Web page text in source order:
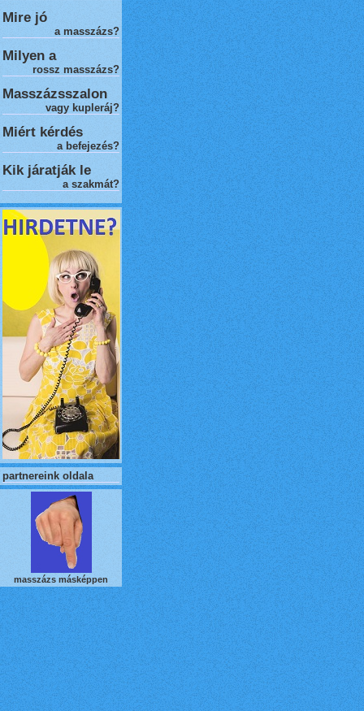
Mire jó
a masszázs?
Milyen a
rossz masszázs?
Masszázsszalon
vagy kupleráj?
Miért kérdés
a befejezés?
Kik járatják le
a szakmát?
partnereink oldala
masszázs másképpen